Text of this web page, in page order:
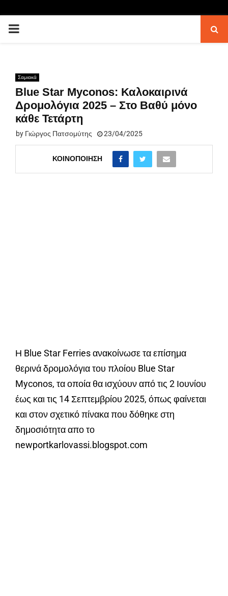
PRIMARY
Σαμιακά
Blue Star Myconos: Καλοκαιρινά
Δρομολόγια 2025 – Στο Βαθύ μόνο
κάθε Τετάρτη
by Γιώργος Πατσομύτης 23/04/2025
ΚΟΙΝΟΠΟΊΗΣΗ
Η Blue Star Ferries ανακοίνωσε τα επίσημα
θερινά δρομολόγια του πλοίου Blue Star
Myconos, τα οποία θα ισχύουν από τις 2 Ιουνίου
έως και τις 14 Σεπτεμβρίου 2025, όπως φαίνεται
και στον σχετικό πίνακα που δόθηκε στη
δημοσιότητα απο το
newportkarlovassi.blogspot.com